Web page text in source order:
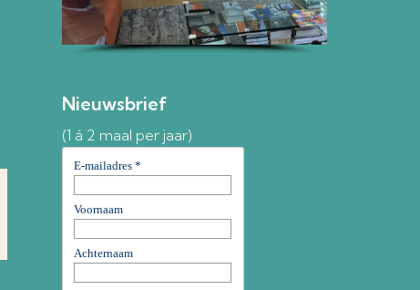
Nieuwsbrief
(1 á 2 maal per jaar)